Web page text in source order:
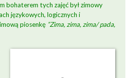
bohaterem tych zajęć był zimowy
językowych, logicznych i
piosenkę ”Zima, zima, zima/ pada,